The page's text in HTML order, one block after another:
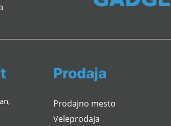
Prodaja
Prodajno mesto
Veleprodaja